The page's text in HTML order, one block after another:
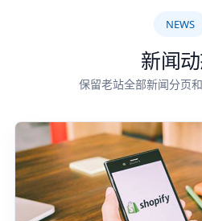
NEWS
新闻
保留老站全部新闻分页